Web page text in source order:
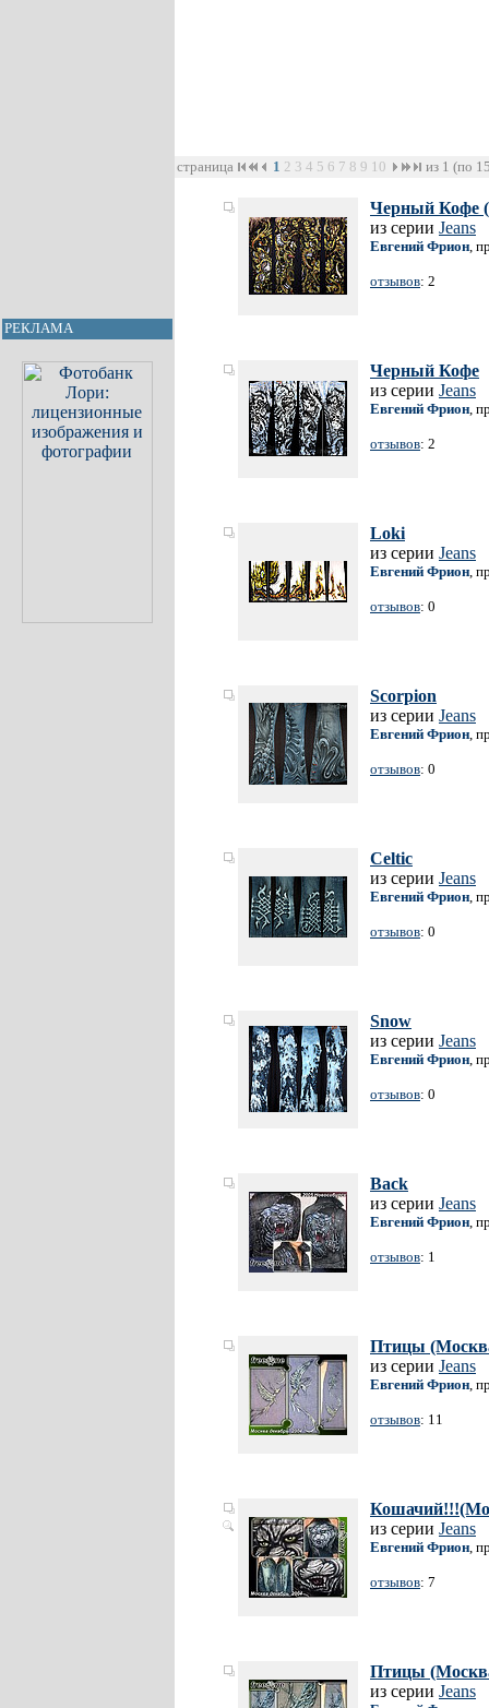
РЕКЛАМА
страница 1 2 3 4 5 6 7 8 9 10 из 1 (по
Черный Кофе
из серии Jeans
Евгений Фрион,
отзывов: 2
Черный Кофе
из серии Jeans
Евгений Фрион,
отзывов: 2
Loki
из серии Jeans
Евгений Фрион,
отзывов: 0
Scorpion
из серии Jeans
Евгений Фрион,
отзывов: 0
Celtic
из серии Jeans
Евгений Фрион,
отзывов: 0
Snow
из серии Jeans
Евгений Фрион,
отзывов: 0
Back
из серии Jeans
Евгений Фрион,
отзывов: 1
Птицы
из серии Jeans
Евгений Фрион,
отзывов: 11
из серии Jeans
Евгений Фрион,
отзывов: 7
Птицы
из серии Jeans